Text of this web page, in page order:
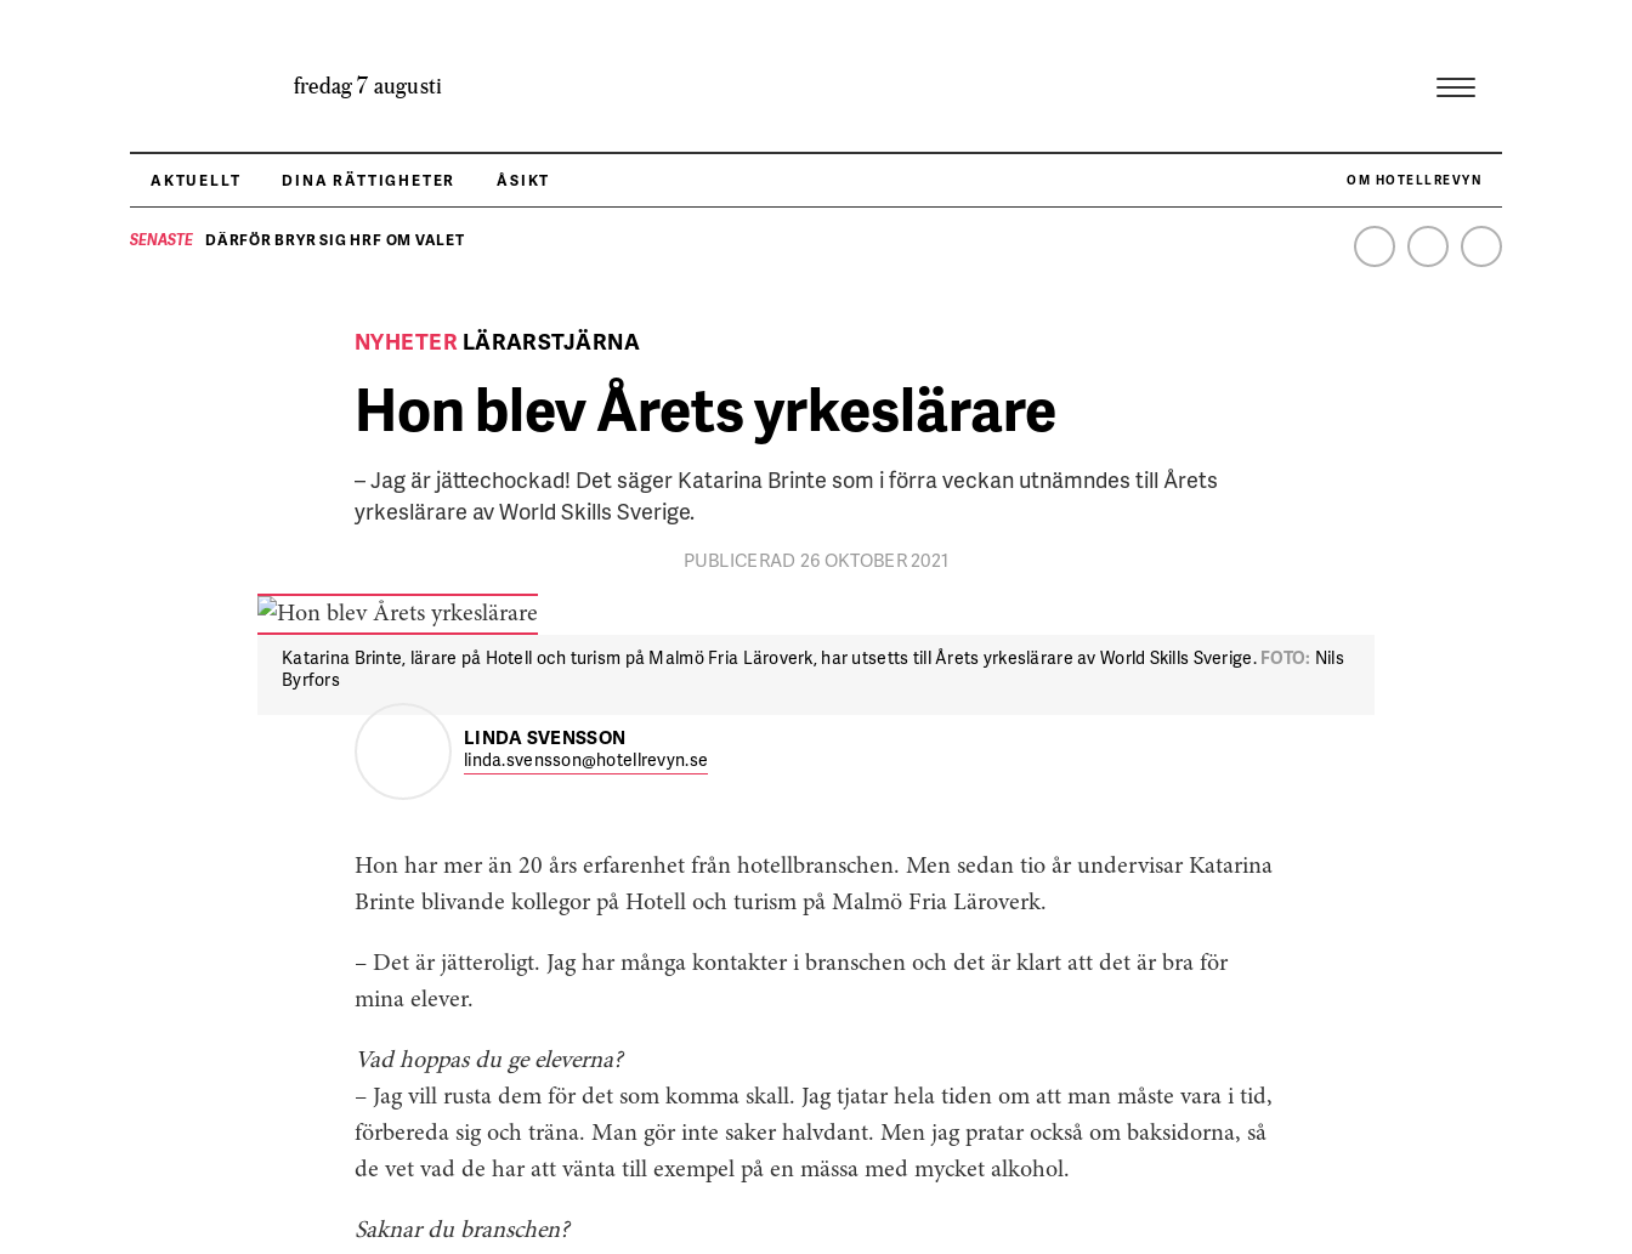
fredag 7 augusti
AKTUELLT DINA RÄTTIGHETER ÅSIKT OM HOTELLREVYN
SENASTE DÄRFÖR BRYR SIG HRF OM VALET NÄR HOTELLREVYN SLOG SVENSKT REKORD I SIMPELHET
NYHETER LÄRARSTJÄRNA
Hon blev Årets yrkeslärare
– Jag är jättechockad! Det säger Katarina Brinte som i förra veckan utnämndes till Årets
yrkeslärare av World Skills Sverige.
PUBLICERAD 26 OKTOBER 2021
Katarina Brinte, lärare på Hotell och turism på Malmö Fria Läroverk, har utsetts till Årets yrkeslärare av World Skills Sverige. FOTO: Nils
Byrfors
LINDA SVENSSON
linda.svensson@hotellrevyn.se
Hon har mer än 20 års erfarenhet från hotellbranschen. Men sedan tio år undervisar Katarina
Brinte blivande kollegor på Hotell och turism på Malmö Fria Läroverk.
– Det är jätteroligt. Jag har många kontakter i branschen och det är klart att det är bra för
mina elever.
Vad hoppas du ge eleverna?
– Jag vill rusta dem för det som komma skall. Jag tjatar hela tiden om att man måste vara i tid,
förbereda sig och träna. Man gör inte saker halvdant. Men jag pratar också om baksidorna, så
de vet vad de har att vänta till exempel på en mässa med mycket alkohol.
Saknar du branschen?